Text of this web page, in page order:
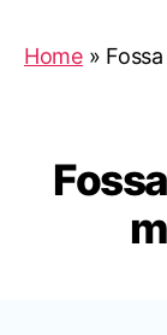
Home»